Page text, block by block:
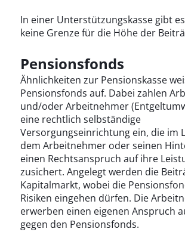
In einer Unterstützungskasse gibt
keine Grenze für die Höhe der
Pensionsfonds
Ähnlichkeiten zur Pensionskasse
Pensionsfonds auf. Dabei zahlen
und/oder Arbeitnehmer
eine rechtlich selbständige
Versorgungseinrichtung ein, die im
dem Arbeitnehmer oder seinen
einen Rechtsanspruch auf ihre
zusichert. Angelegt werden die
Kapitalmarkt, wobei die
Risiken eingehen dürfen. Die
erwerben einen eigenen Anspruch
gegen den Pensionsfonds.